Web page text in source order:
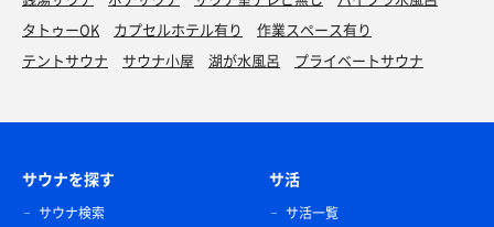
タトゥーOK
カプセルホテル有り
作業スペース有り
テントサウナ
サウナ小屋 湖が水風呂 プライベートサウナ
サウナを探す
サウナ検索
サ活
サ活一覧